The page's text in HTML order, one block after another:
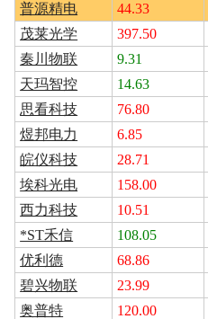
普源精电
44.33
茂莱光学
397.50
秦川物联
9.31
天玛智控
14.63
思看科技
76.80
煜邦电力
6.85
皖仪科技
28.71
埃科光电
158.00
西力科技
10.51
*ST禾信
108.05
优利德
68.86
碧兴物联
23.99
奥普特
120.00